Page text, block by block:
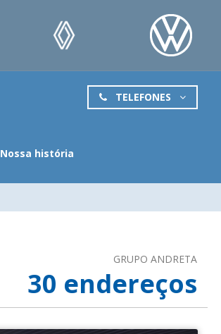
TELEFONES
Nossa história
GRUPO ANDRETA
30 endereços